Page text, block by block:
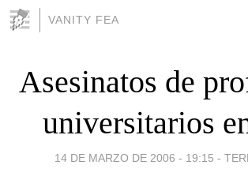
VANITY FEA
Asesinatos de
universitarios
14 DE MARZO DE 2006 - 19:15 -